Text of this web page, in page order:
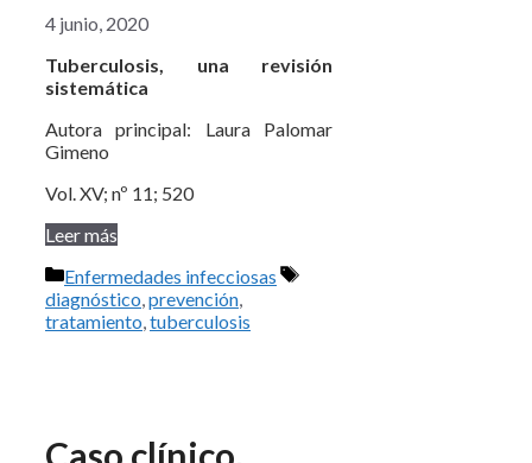
4 junio, 2020
Tuberculosis, una revisión
sistemática
Autora principal: Laura Palomar
Gimeno
Vol. XV; nº 11; 520
Leer más
Categorías
Enfermedades infecciosas
Etiquetas
diagnóstico prevención
tratamiento tuberculosis
Caso clínico.